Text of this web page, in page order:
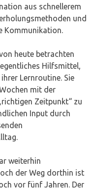
aus schnellerem
und
Kommunikation.
heute betrachten
Hilfsmittel,
Lernroutine. Sie
mit der
Zeitpunkt“ zu
Input durch
weiterhin
der Weg dorthin ist
vor fünf Jahren. Der